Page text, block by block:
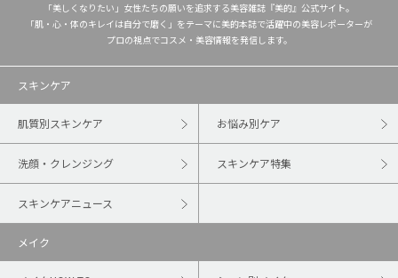
「美しくなりたい」女性たちの願いを追求する美容雑誌『美的』公式サイト。
「肌・心・体のキレイは自分で磨く」をテーマに美的本誌で活躍中の美容レポーターが
プロの視点でコスメ・美容情報を発信します。
スキンケア
肌質別スキンケア お悩み別ケア
洗顔・クレンジング スキンケア特集
スキンケアニュース
メイク